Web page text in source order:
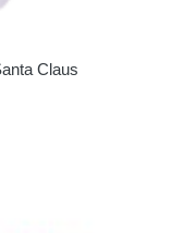
Claus